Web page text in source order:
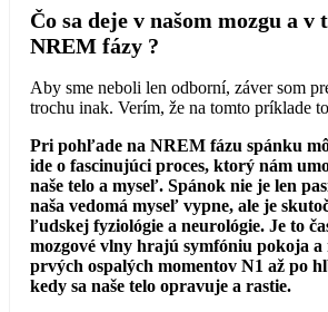
Čo sa deje v našom mozgu a v
NREM fázy ?
Aby sme neboli len odborní, záver som
trochu inak. Verím, že na tomto príklade
Pri pohľade na NREM fázu spánku
ide o fascinujúci proces, ktorý nám
naše telo a myseľ. Spánok nie je len
naša vedomá myseľ vypne, ale je
ľudskej fyziológie a neurológie. Je to
mozgové vlny hrajú symfóniu pokoja a
prvých ospalých momentov N1 až po
kedy sa naše telo opravuje a rastie.